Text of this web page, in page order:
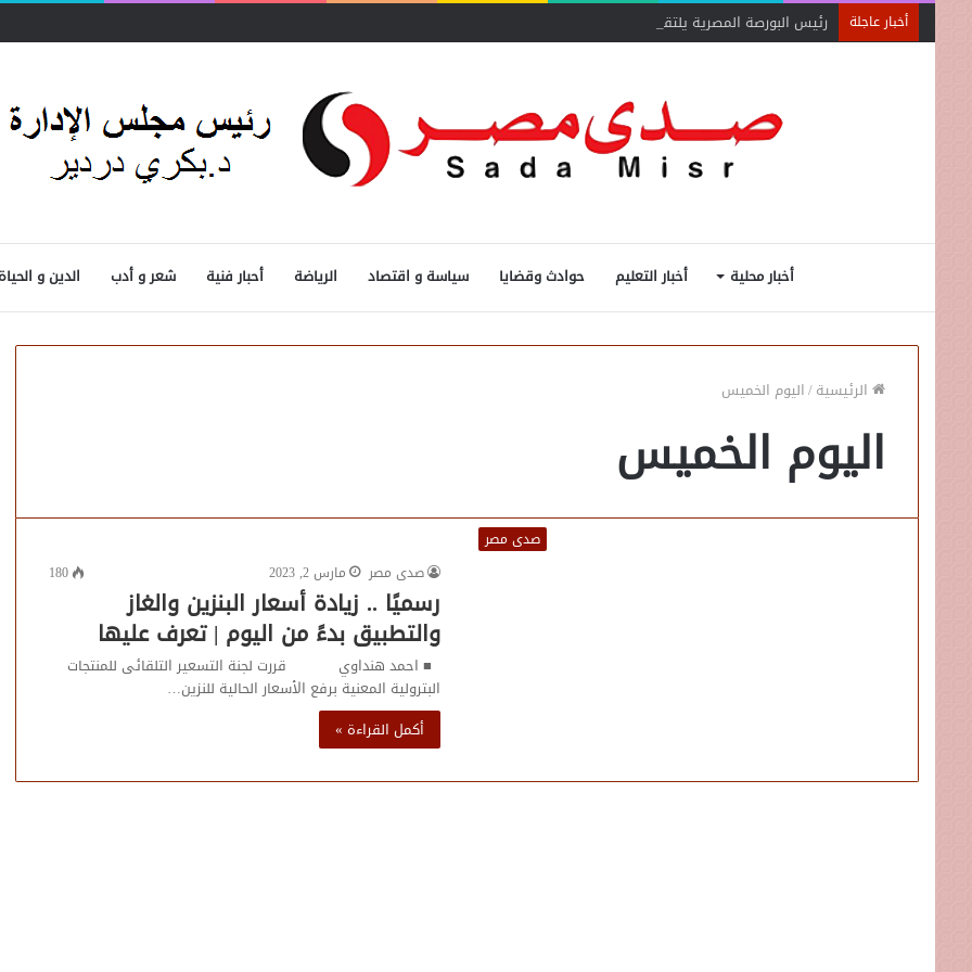
أخبار عاجلة رئيس البورصة المصرية يلتقي رئيس جهاز التمثيل التجاري
أخبار محلية أخبار التعليم حوادث وقضايا سياسة و اقتصاد الرياضة أحبار فنية شعر و أدب الدين و الحياة
الرئيسية/اليوم الخميس
اليوم الخميس
صدى مصر
صدى مصر
مارس 2, 2023 180
رسميًا .. زيادة أسعار البنزين والغاز
والتطبيق بدءً من اليوم | تعرف عليها
■ احمد هنداوي قررت لجنة التسعير التلقائى للمنتجات
البترولية المعنية برفع الأسعار الحالية للنزين…
أكمل القراءة »